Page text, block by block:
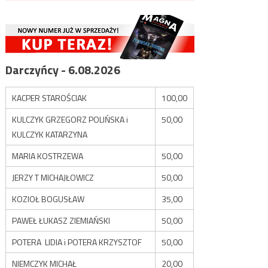
Darczyńcy - 6.08.2026
KACPER STAROŚCIAK
100,00
KULCZYK GRZEGORZ POLIŃSKA i
KULCZYK KATARZYNA
50,00
MARIA KOSTRZEWA
50,00
JERZY T MICHAJŁOWICZ
50,00
KOZIOŁ BOGUSŁAW
35,00
PAWEŁ ŁUKASZ ZIEMIAŃSKI
50,00
POTERA LIDIA i POTERA KRZYSZTOF
50,00
NIEMCZYK MICHAŁ
20,00